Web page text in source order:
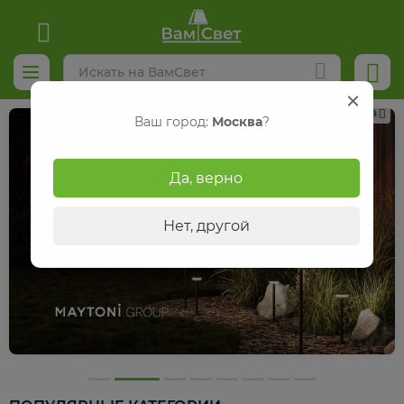
Реклама
Ваш город: Москва?
Да, верно
Нет, другой